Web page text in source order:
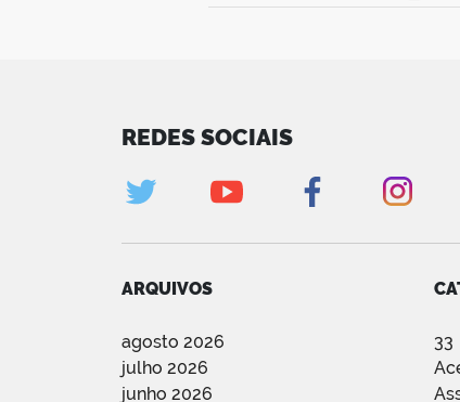
REDES SOCIAIS
ARQUIVOS
agosto 2026
julho 2026
junho 2026
33